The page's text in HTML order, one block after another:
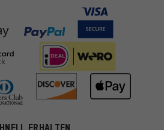
ERHALTEN